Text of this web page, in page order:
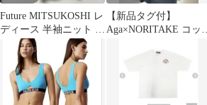
Future MITSUKOSHI レ
ディース 半袖ニット M
サイズ新品未使用
【新品タグ付】
Aga×NORITAKE コット
トソー（M）